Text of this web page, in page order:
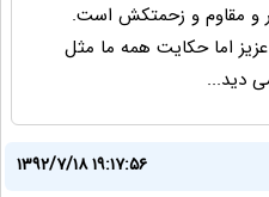
و مقاوم و زحمتکش است.
اما حکایت همه ما مثل
دید...
۱۳۹۲/۷/۱۸ ۱۹:۱۷:۵۶